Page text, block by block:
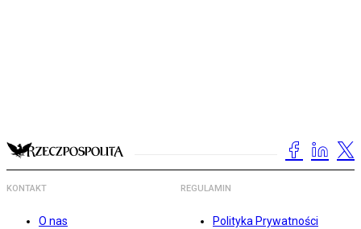
KONTAKT
O nas
REGULAMIN
Polityka Prywatności